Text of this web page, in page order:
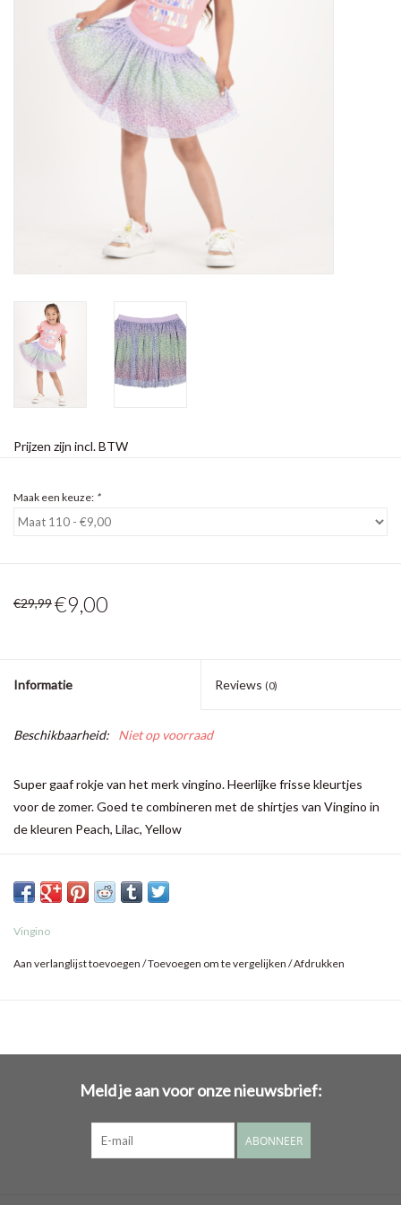
Prijzen zijn incl. BTW
Maak een keuze: *
€29,99€9,00
Informatie Reviews (0)
Beschikbaarheid: Niet op voorraad
Super gaaf rokje van het merk vingino. Heerlijke frisse kleurtjes
voor de zomer. Goed te combineren met de shirtjes van Vingino in
de kleuren Peach, Lilac, Yellow
Vingino
Aan verlanglijst toevoegen /Toevoegen om te vergelijken /Afdrukken
Meld je aan voor onze nieuwsbrief:
ABONNEER